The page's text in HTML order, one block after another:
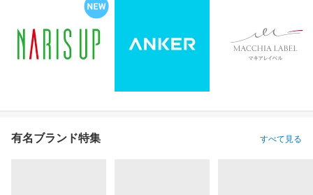
有名ブランド特集 すべて見る